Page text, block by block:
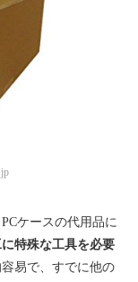
ケースの代用品に
に特殊な工具を必要
易で、すでに他の